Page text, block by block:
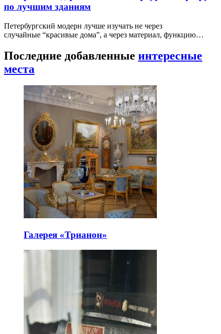
по лучшим зданиям
Петербургский модерн лучше изучать не через
случайные “красивые дома”, а через материал, функцию…
Последние добавленные интересные
места
Галерея «Трианон»